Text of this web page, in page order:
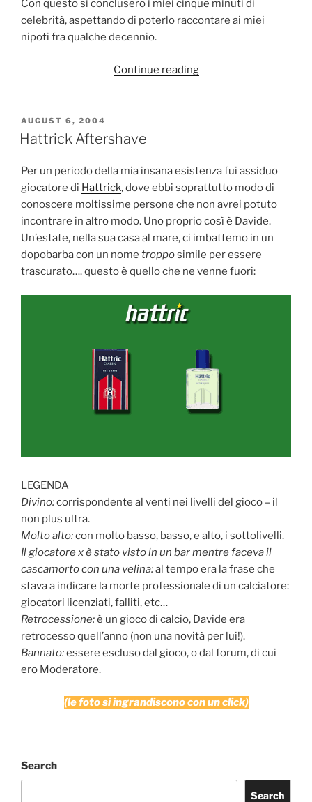
Con questo si conclusero i miei cinque minuti di
celebrità, aspettando di poterlo raccontare ai miei
nipoti fra qualche decennio.
Continue reading“Cerimoniali
POSTED
ON
AUGUST 6, 2004
Hattrick Aftershave
Per un periodo della mia insana esistenza fui assiduo
giocatore di Hattrick, dove ebbi soprattutto modo di
conoscere moltissime persone che non avrei potuto
incontrare in altro modo. Uno proprio così è Davide.
Un’estate, nella sua casa al mare, ci imbattemo in un
dopobarba con un nome tropposimile per essere
trascurato…. questo è quello che ne venne fuori:
LEGENDA
Divino:corrispondente al venti nei livelli del gioco – il
non plus ultra.
Molto alto:con molto basso, basso, e alto, i sottolivelli.
Il giocatore x è stato visto in un bar mentre faceva il
cascamorto con una velina:al tempo era la frase che
stava a indicare la morte professionale di un calciatore:
giocatori licenziati, falliti, etc…
Retrocessione:è un gioco di calcio, Davide era
retrocesso quell’anno (non una novità per lui!).
Bannato:essere escluso dal gioco, o dal forum, di cui
ero Moderatore.
(le foto si ingrandiscono con un click)
Search
Search